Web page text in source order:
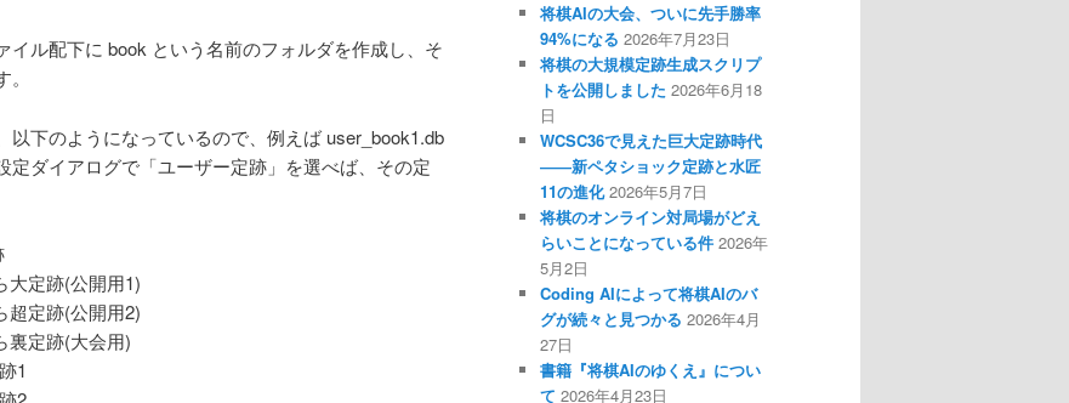
イル配下に book という名前のフォルダを作成し、そ
以下のようになっているので、例えば user_book1.db
定ダイアログで「ユーザー定跡」を選べば、その定
大定跡(公開用1)
超定跡(公開用2)
裏定跡(大会用)
1
将棋AIの大会、ついに先手勝率
94%になる 2026年7月23日
将棋の大規模定跡生成スクリプ
トを公開しました 2026年6月18
日
WCSC36で見えた巨大定跡時代
――新ペタショック定跡と水匠
11の進化 2026年5月7日
将棋のオンライン対局場がどえ
らいことになっている件 2026年
5月2日
Coding AIによって将棋AIのバ
グが続々と見つかる 2026年4月
27日
書籍『将棋AIのゆくえ』につい
て 2026年4月23日